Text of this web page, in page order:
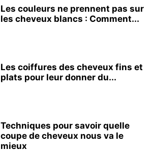
Les couleurs ne prennent pas sur
les cheveux blancs : Comment...
Les coiffures des cheveux fins et
plats pour leur donner du...
Techniques pour savoir quelle
coupe de cheveux nous va le
mieux